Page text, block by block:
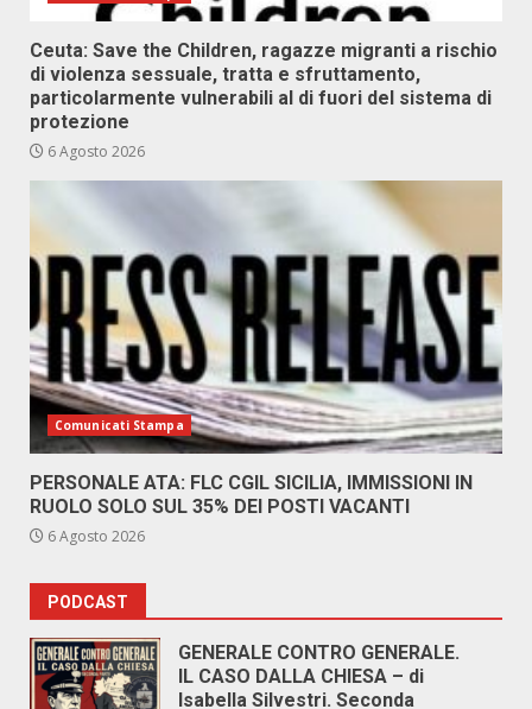
Ceuta: Save the Children, ragazze migranti a rischio
di violenza sessuale, tratta e sfruttamento,
particolarmente vulnerabili al di fuori del sistema di
protezione
6 Agosto 2026
Comunicati Stampa
PERSONALE ATA: FLC CGIL SICILIA, IMMISSIONI IN
RUOLO SOLO SUL 35% DEI POSTI VACANTI
6 Agosto 2026
PODCAST
GENERALE CONTRO GENERALE.
IL CASO DALLA CHIESA – di
Isabella Silvestri. Seconda